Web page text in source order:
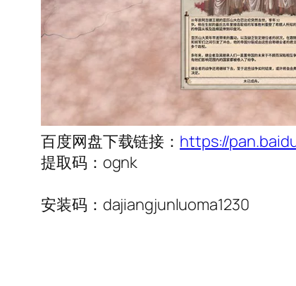
百度网盘下载链接： https://
提取码：ognk
安装码：dajiangjunluoma1230